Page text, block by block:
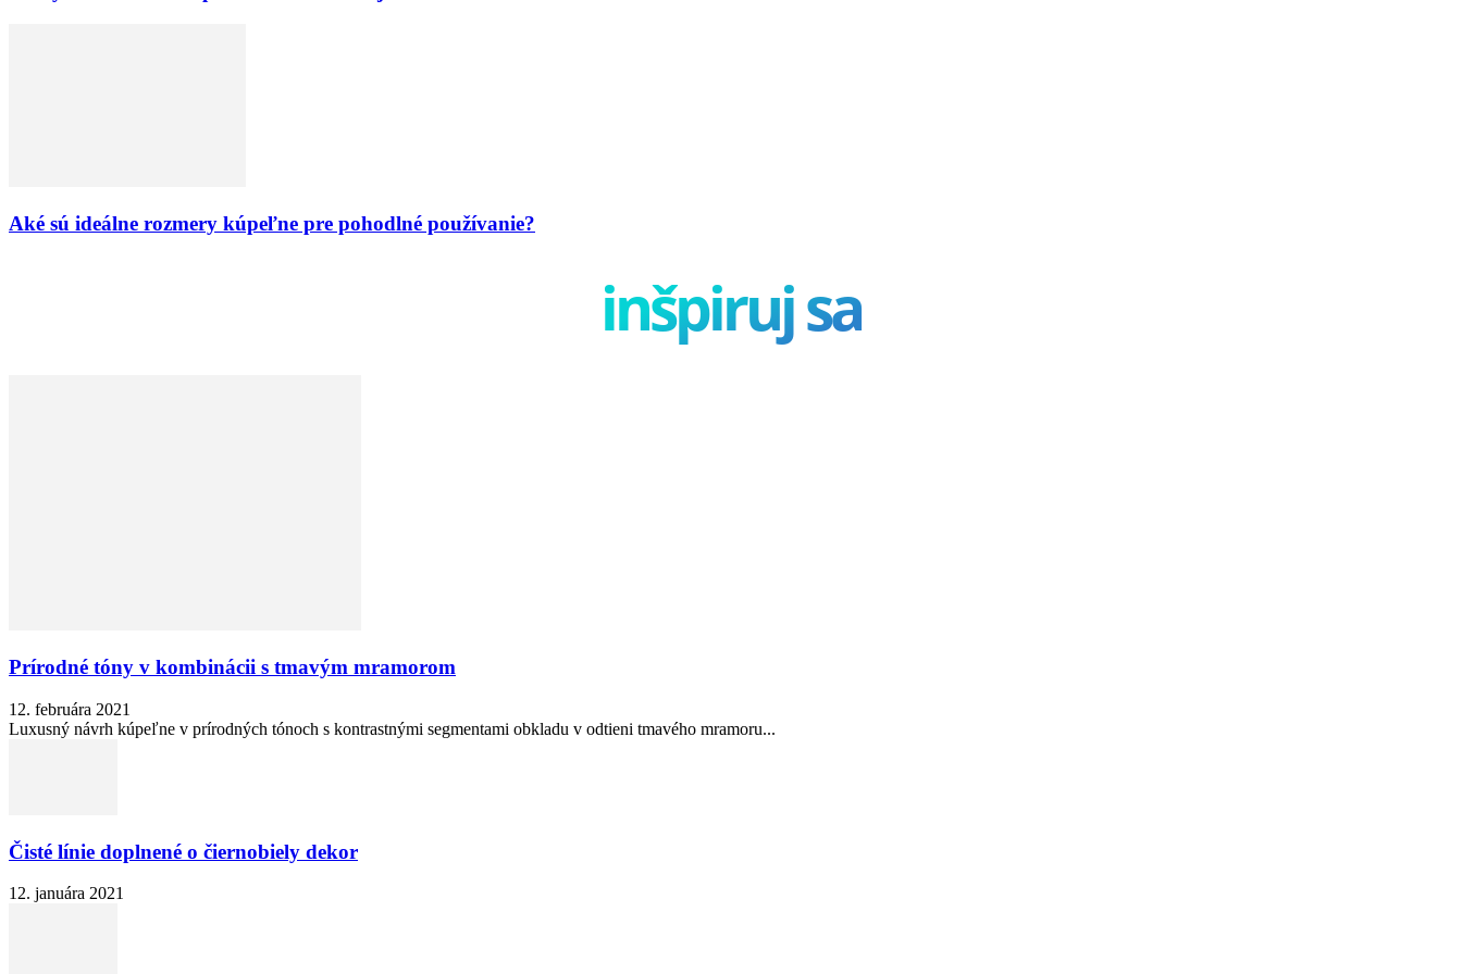
Aké sú ideálne rozmery kúpeľne pre pohodlné používanie?
inšpiruj sa
Prírodné tóny v kombinácii s tmavým mramorom
12. februára 2021
Luxusný návrh kúpeľne v prírodných tónoch s kontrastnými segmentami obkladu v odtieni tmavého mramoru...
Čisté línie doplnené o čiernobiely dekor
12. januára 2021